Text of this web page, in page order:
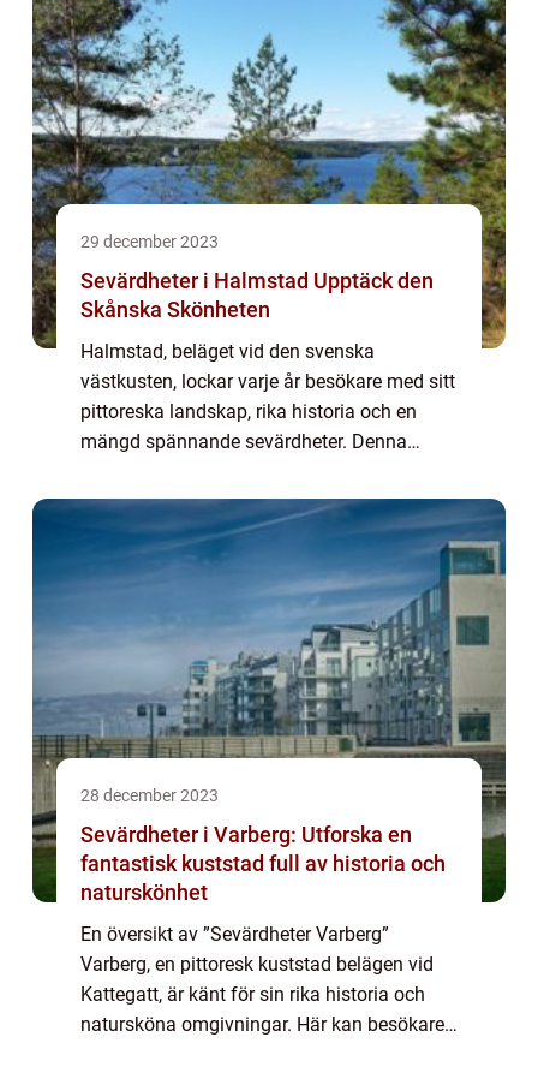
29 december 2023
Sevärdheter i Halmstad Upptäck den
Skånska Skönheten
Halmstad, beläget vid den svenska
västkusten, lockar varje år besökare med sitt
pittoreska landskap, rika historia och en
mängd spännande sevärdheter. Denna
grundlig översikt över de bästa
sevärdheterna i Hal...
28 december 2023
Sevärdheter i Varberg: Utforska en
fantastisk kuststad full av historia och
naturskönhet
En översikt av ”Sevärdheter Varberg”
Varberg, en pittoresk kuststad belägen vid
Kattegatt, är känt för sin rika historia och
natursköna omgivningar. Här kan besökare